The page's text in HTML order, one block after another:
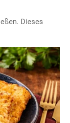
Dieses